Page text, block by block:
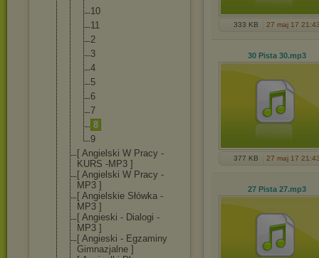
10
11
2
3
4
5
6
7
8
9
[ Angielski W Pracy -
KURS -MP3 ]
[ Angielski W Pracy -
MP3 ]
[ Angielskie Słówka -
MP3 ]
[ Angieski - Dialogi -
MP3 ]
[ Angieski - Egzaminy
Gimnazjalne ]
333 KB 27 maj 17
30 Pista 30.mp3
377 KB 27 maj 17
27 Pista 27.mp3